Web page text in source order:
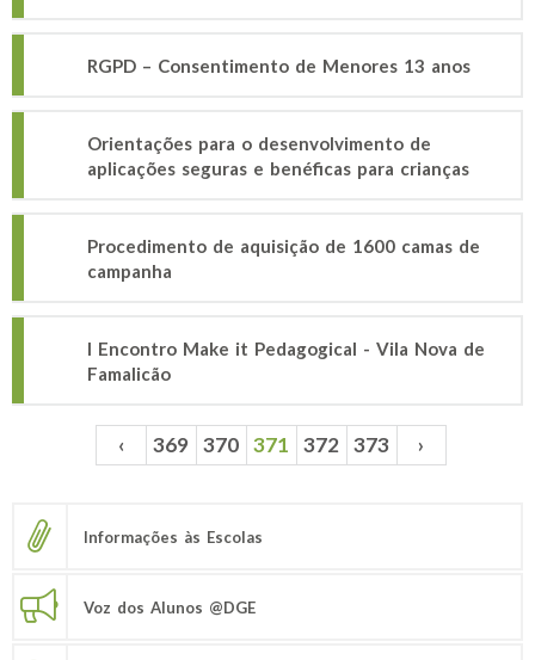
RGPD – Consentimento de Menores 13 anos
Orientações para o desenvolvimento de
aplicações seguras e benéficas para crianças
Procedimento de aquisição de 1600 camas de
campanha
I Encontro Make it Pedagogical - Vila Nova de
Famalicão
Páginas ‹ 369 370 371 372 373 ›
Informações às Escolas
Voz dos Alunos @DGE